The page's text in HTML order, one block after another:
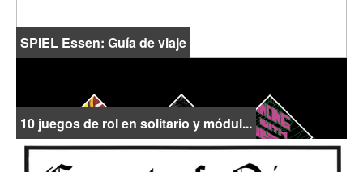
SPIEL Essen: Guía de viaje
10 juegos de rol en solitario y módul...